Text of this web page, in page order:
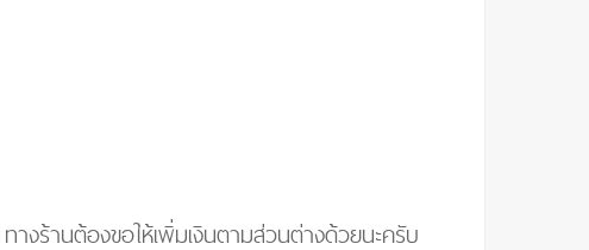
ทางร้านต้องขอให้เพิ่มเงินตามส่วนต่างด้วยนะครับ